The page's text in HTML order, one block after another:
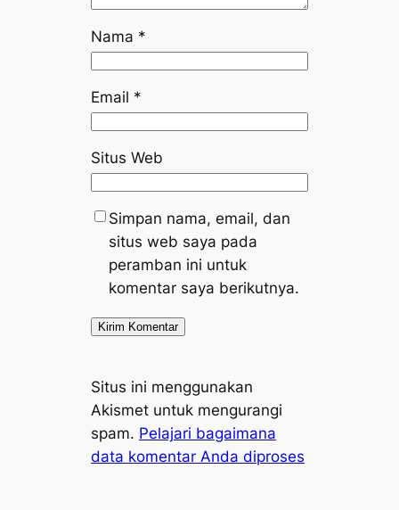
Nama *
Email *
Situs Web
Simpan nama, email, dan
situs web saya pada
peramban ini untuk
komentar saya berikutnya.
Situs ini menggunakan
Akismet untuk mengurangi
spam. Pelajari bagaimana
data komentar Anda diproses